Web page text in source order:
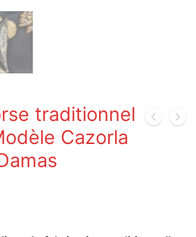
traditionnel
Cazorla